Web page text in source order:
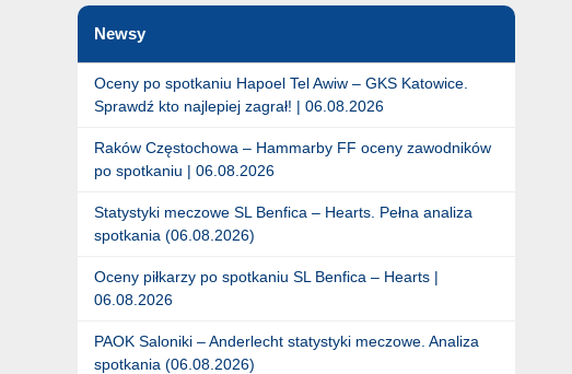
Newsy
Oceny po spotkaniu Hapoel Tel Awiw – GKS Katowice.
Sprawdź kto najlepiej zagrał! | 06.08.2026
Raków Częstochowa – Hammarby FF oceny zawodników
po spotkaniu | 06.08.2026
Statystyki meczowe SL Benfica – Hearts. Pełna analiza
spotkania (06.08.2026)
Oceny piłkarzy po spotkaniu SL Benfica – Hearts |
06.08.2026
PAOK Saloniki – Anderlecht statystyki meczowe. Analiza
spotkania (06.08.2026)